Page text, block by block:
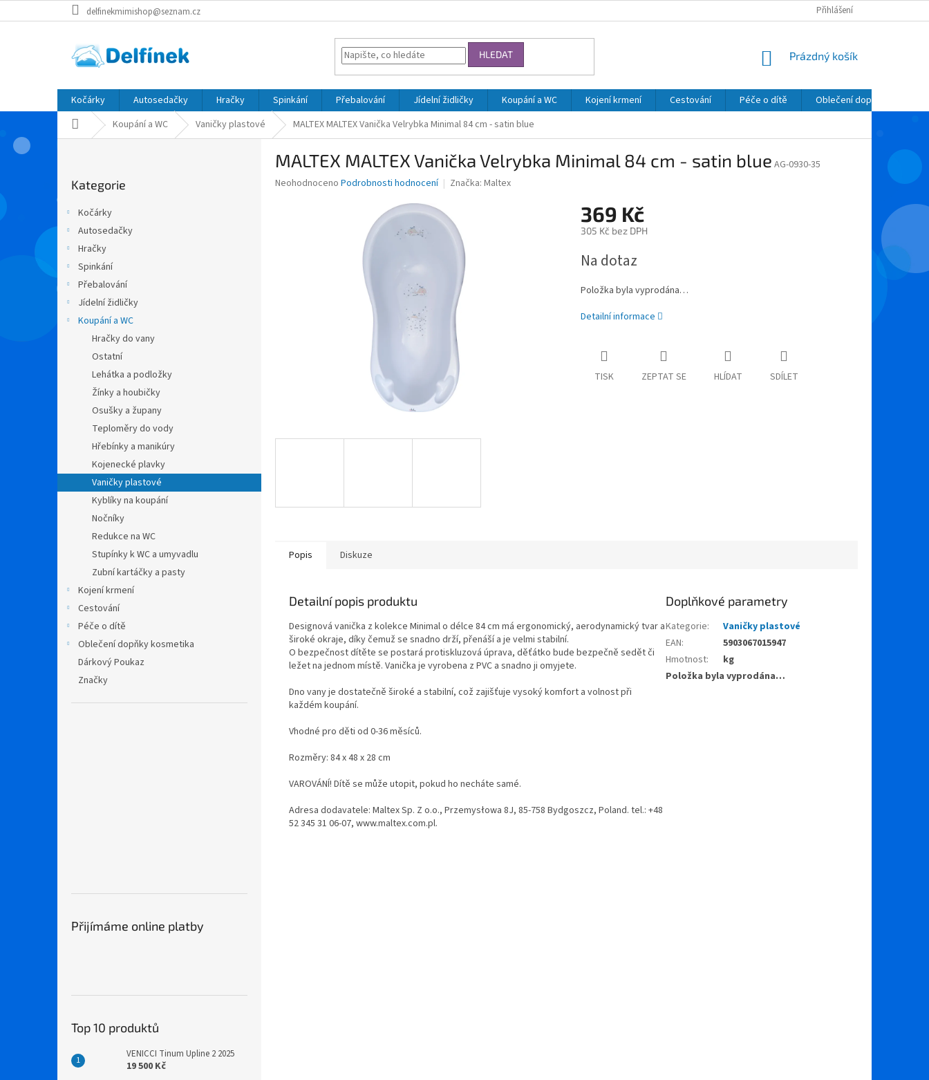
na
delfinekmimishop@seznam.cz Přihlášení
HLEDAT
NÁKUPNÍ
Prázdný košík
Kočárky Autosedačky Hračky Spinkání Přebalování Jídelní židličky Koupání a WC Kojení krmení Cestování Péče o dítě
Oblečení dopňky
Domů Koupání a WC Vaničky plastové MALTEX MALTEX Vanička Velrybka Minimal 84 cm - satin blue
r
p
kategorie
Kategorie
Kočárky
Autosedačky
Hračky
Spinkání
Přebalování
Jídelní židličky
Koupání a WC
Hračky do vany
Ostatní
Lehátka a podložky
Žínky a houbičky
Osušky a župany
Teploměry do vody
Hřebínky a manikúry
Kojenecké plavky
Vaničky plastové
Kyblíky na koupání
Nočníky
Redukce na WC
Stupínky k WC a umyvadlu
Zubní kartáčky a pasty
Kojení krmení
Cestování
Péče o dítě
Oblečení dopňky kosmetika
Dárkový Poukaz
Značky
Přijímáme online platby
Top 10 produktů
VENICCI Tinum Upline 2 2025
19 500 Kč
MALTEX MALTEX Vanička Velrybka Minimal 84 cm - satin blue AG-0930-35
Průměrné
Neohodnoceno Podrobnosti hodnocení Značka: Maltex
369 Kč
305 Kč bez DPH
cena:
Na dotaz
Položka byla vyprodána…
Detailní informace
TISK ZEPTAT SE HLÍDAT SDÍLET
Popis Diskuze
Detailní popis produktu
Designová vanička z kolekce Minimal o délce 84 cm má ergonomický, aerodynamický tvar a
široké okraje, díky čemuž se snadno drží, přenáší a je velmi stabilní.
O bezpečnost dítěte se postará protiskluzová úprava, děťátko bude bezpečně sedět či
ležet na jednom místě. Vanička je vyrobena z PVC a snadno ji omyjete.
Dno vany je dostatečně široké a stabilní, což zajišťuje vysoký komfort a volnost při
každém koupání.
Vhodné pro děti od 0-36 měsíců.
Rozměry: 84 x 48 x 28 cm
VAROVÁNÍ! Dítě se může utopit, pokud ho necháte samé.
Adresa dodavatele: Maltex Sp. Z o.o., Przemysłowa 8J, 85-758 Bydgoszcz, Poland. tel.: +48
52 345 31 06-07, www.maltex.com.pl.
Doplňkové parametry
Kategorie:
Vaničky plastové
EAN:
5903067015947
Hmotnost:
kg
Položka byla vyprodána…